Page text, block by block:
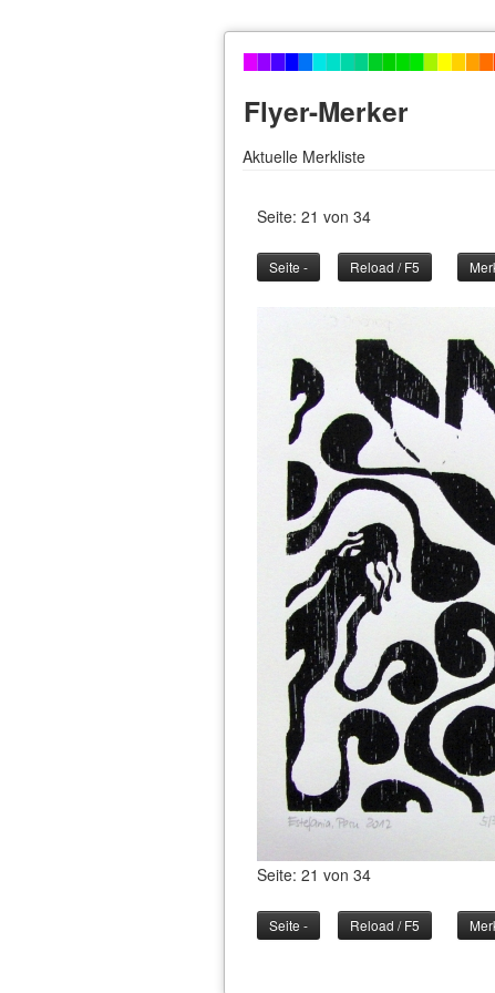
Flyer-Merker
Aktuelle Merkliste
Seite: 21 von 34
Seite: 21 von 34